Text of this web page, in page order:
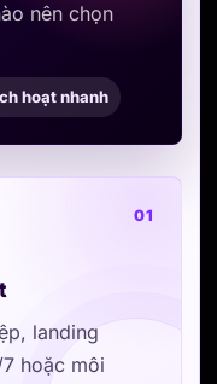
nên chọn
hoạt nhanh
01
landing
hoặc môi